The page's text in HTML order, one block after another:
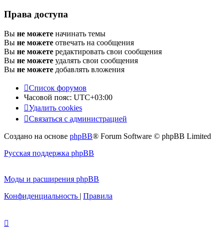
Права доступа
Вы не можете начинать темы
Вы не можете отвечать на сообщения
Вы не можете редактировать свои сообщения
Вы не можете удалять свои сообщения
Вы не можете добавлять вложения
Список форумов
Часовой пояс: UTC+03:00
Удалить cookies
Связаться с администрацией
Создано на основе phpBB® Forum Software © phpBB Limited
Русская поддержка phpBB
Моды и расширения phpBB
Конфиденциальность | Правила